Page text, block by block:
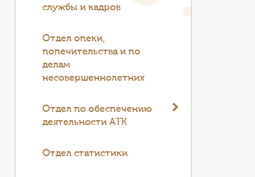
службы и кадров
Отдел опеки,
попечительства и по
делам
несовершеннолетних
Отдел по обеспечению
деятельности АТК
Отдел статистики